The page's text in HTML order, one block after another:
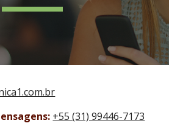
+55 (31) 99446-7173